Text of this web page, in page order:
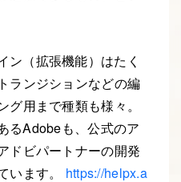
ン（拡張機能）はたく
ランジションなどの編
用まで種類も様々。
るAdobeも、公式のア
ドビパートナーの開発
います。 https://helpx.a